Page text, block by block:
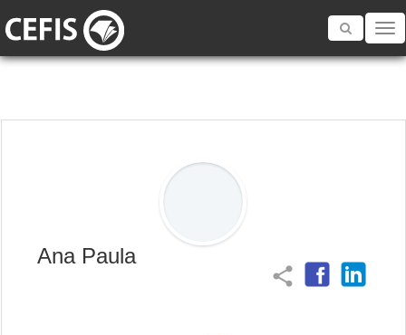
Toggle
Ana Paula
share